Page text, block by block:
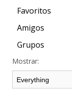
Favoritos
Amigos
Grupos
Mostrar: